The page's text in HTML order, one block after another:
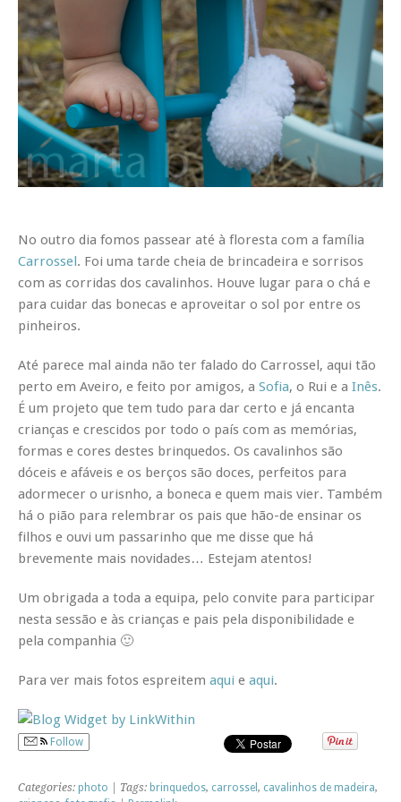
No outro dia fomos passear até à floresta com a família
Carrossel. Foi uma tarde cheia de brincadeira e sorrisos
com as corridas dos cavalinhos. Houve lugar para o chá e
para cuidar das bonecas e aproveitar o sol por entre os
pinheiros.
Até parece mal ainda não ter falado do Carrossel, aqui tão
perto em Aveiro, e feito por amigos, a Sofia, o Rui e a Inês.
É um projeto que tem tudo para dar certo e já encanta
crianças e crescidos por todo o país com as memórias,
formas e cores destes brinquedos. Os cavalinhos são
dóceis e afáveis e os berços são doces, perfeitos para
adormecer o urisnho, a boneca e quem mais vier. Também
há o pião para relembrar os pais que hão-de ensinar os
filhos e ouvi um passarinho que me disse que há
brevemente mais novidades… Estejam atentos!
Um obrigada a toda a equipa, pelo convite para participar
nesta sessão e às crianças e pais pela disponibilidade e
pela companhia 🙂
Para ver mais fotos espreitem aqui e aqui.
Follow
Categories: photo | Tags: brinquedos, carrossel , cavalinhos de madeira,